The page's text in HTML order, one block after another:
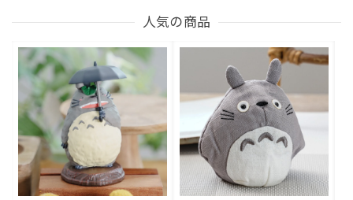
人気の商品